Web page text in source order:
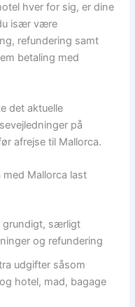
hver for sig, er dine
især være
refundering samt
betaling med
det aktuelle
på
afrejse til Mallorca.
Mallorca last
grundigt, særligt
og refundering
udgifter såsom
hotel, mad, bagage